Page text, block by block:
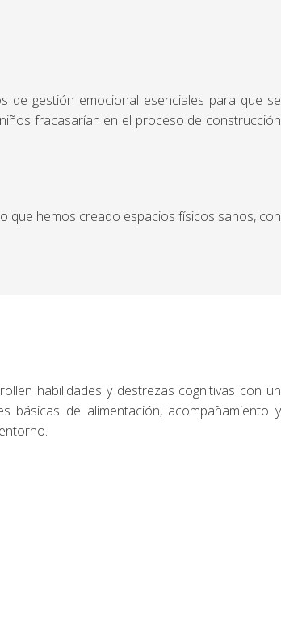
de gestión emocional esenciales para que se
fracasarían en el proceso de construcción
que hemos creado espacios físicos sanos, con
habilidades y destrezas cognitivas con un
básicas de alimentación, acompañamiento y